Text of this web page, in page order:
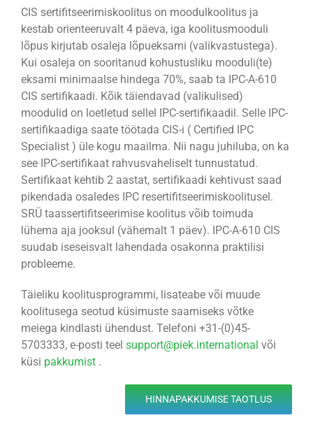
CIS sertifitseerimiskoolitus on moodulkoolitus ja
kestab orienteeruvalt 4 päeva, iga koolitusmooduli
lõpus kirjutab osaleja lõpueksami (valikvastustega).
Kui osaleja on sooritanud kohustusliku mooduli(te)
eksami minimaalse hindega 70%, saab ta IPC-A-610
CIS sertifikaadi. Kõik täiendavad (valikulised)
moodulid on loetletud sellel IPC-sertifikaadil. Selle IPC-
sertifikaadiga saate töötada CIS-i ( Certified IPC
Specialist ) üle kogu maailma. Nii nagu juhiluba, on ka
see IPC-sertifikaat rahvusvaheliselt tunnustatud.
Sertifikaat kehtib 2 aastat, sertifikaadi kehtivust saad
pikendada osaledes IPC resertifitseerimiskoolitusel.
SRÜ taassertifitseerimise koolitus võib toimuda
lühema aja jooksul (vähemalt 1 päev). IPC-A-610 CIS
suudab iseseisvalt lahendada osakonna praktilisi
probleeme.
Täieliku koolitusprogrammi, lisateabe või muude
koolitusega seotud küsimuste saamiseks võtke
meiega kindlasti ühendust. Telefoni +31-(0)45-
5703333, e-posti teel support@piek.international või
küsi pakkumist.
HINNAPAKKUMISE TAOTLUS